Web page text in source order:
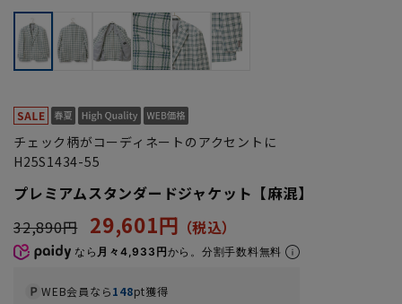
チェック柄がコーディネートのアクセントに
H25S1434-55
プレミアムスタンダードジャケット【麻混】
32,890円
29,601円
なら 月々4,933円から。分割手数料無料
WEB会員なら148pt獲得